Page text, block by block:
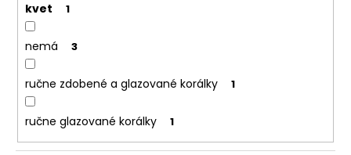
kvet 1
nemá 3
ručne zdobené a glazované korálky 1
ručne glazované korálky 1